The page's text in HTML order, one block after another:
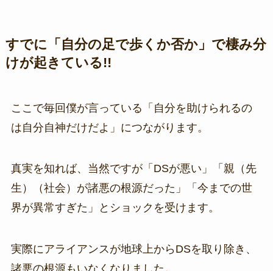
すでに「自分の足で歩くか否か」で棲み分
けが起きている!!
ここで毎回僕が言っている「自分を助けられるの
は自分自神だけだよ」につながります。
真実を知れば、当然ですが「DSが悪い」「親（先
生）（社会）が諸悪の根源だった」「今までの世
界が異常すぎた」とショックを受けます。
実際にアライアンスが地球上からDSを取り除き、